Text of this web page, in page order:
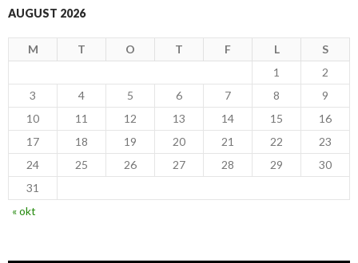
AUGUST 2026
M T O T F L
S
1
2
3
4 5 6 7 8
9
10
11 12 13 14 15
16
17
18 19 20 21 22
23
24
25 26 27 28 29
30
31
« okt